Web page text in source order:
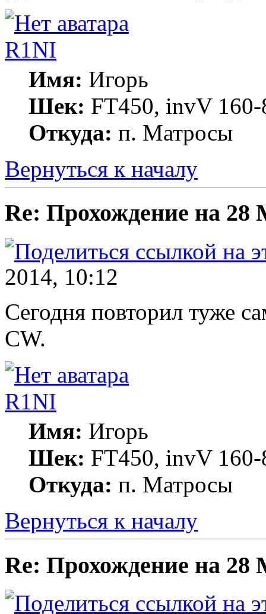
R1NI
Имя: Игорь
Шек: FT450, invV
Откуда: п. Матросы
Вернуться к началу
Re: Прохождение на 28
2014, 10:12
Сегодня повторил туже
CW.
R1NI
Имя: Игорь
Шек: FT450, invV
Откуда: п. Матросы
Вернуться к началу
Re: Прохождение на 28